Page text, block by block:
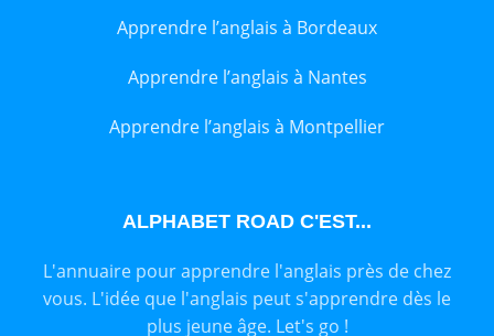
Apprendre l’anglais à Bordeaux
Apprendre l’anglais à Nantes
Apprendre l’anglais à Montpellier
ALPHABET ROAD C'EST...
L'annuaire pour apprendre l'anglais près de chez
vous. L'idée que l'anglais peut s'apprendre dès le
plus jeune âge. Let's go !